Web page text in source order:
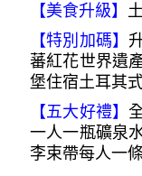
【美食升級】
【特別加碼】
蕃紅花世界遺
堡住宿土耳其
【五大好禮】
一人一瓶礦泉
李束帶每人一